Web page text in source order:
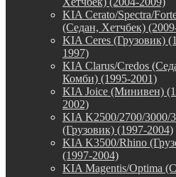
KIA Cerato/Spectra/
(Седан, Хетчбек)
KIA Ceres (Грузовик)
1997)
KIA Clarus/Credos
Комби) (1995-2001)
KIA Joice (Минивен)
2002)
KIA K2500/2700/3000/
(Грузовик) (1997-2004)
KIA K3500/Rhino
(1997-2004)
KIA Magentis/Optima